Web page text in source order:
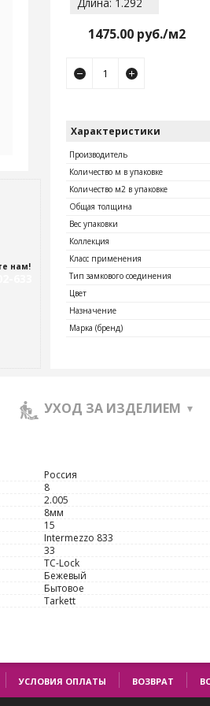
нам!
1475.00 руб./м2
Характеристики
Производитель
Количество м в упаковке
Количество м2 в упаковке
Общая толщина
Вес упаковки
Коллекция
Класс применения
Тип замкового соединения
Цвет
Назначение
Марка (бренд)
УХОД ЗА ИЗДЕЛИЕМ
Россия
8
2.005
8мм
15
Intermezzo 833
33
TС-Lock
Бежевый
Бытовое
Tarkett
УСЛОВИЯ ОПЛАТЫ ВОЗВРАТ